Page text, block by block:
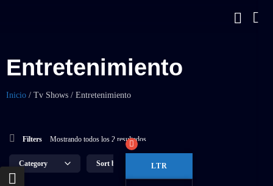
Entretenimiento
Inicio / Tv Shows / Entretenimiento
Filters Mostrando todos los 2 resultados
LTR